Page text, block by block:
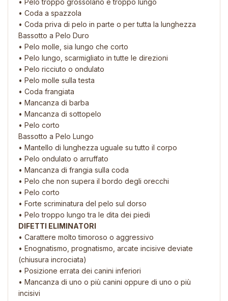
• Coda a spazzola
• Coda priva di pelo in parte o per tutta la lunghezza
Bassotto a Pelo Duro
• Pelo molle, sia lungo che corto
• Pelo lungo, scarmigliato in tutte le direzioni
• Pelo ricciuto o ondulato
• Pelo molle sulla testa
• Coda frangiata
• Mancanza di barba
• Mancanza di sottopelo
• Pelo corto
Bassotto a Pelo Lungo
• Mantello di lunghezza uguale su tutto il corpo
• Pelo ondulato o arruffato
• Mancanza di frangia sulla coda
• Pelo che non supera il bordo degli orecchi
• Pelo corto
• Forte scriminatura del pelo sul dorso
• Pelo troppo lungo tra le dita dei piedi
DIFETTI ELIMINATORI
• Carattere molto timoroso o aggressivo
• Enognatismo, prognatismo, arcate incisive deviate
(chiusura incrociata)
• Posizione errata dei canini inferiori
• Mancanza di uno o più canini oppure di uno o più
incisivi